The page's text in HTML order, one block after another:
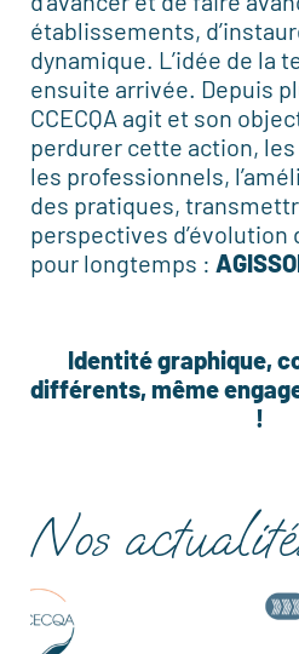
établissements,
dynamique. L’idée de la
ensuite arrivée. Depuis
CCECQA agit et son
perdurer cette action,
les professionnels,
des pratiques,
perspectives d’évolution
pour longtemps :
Identité graphique,
différents, même
!
Nos